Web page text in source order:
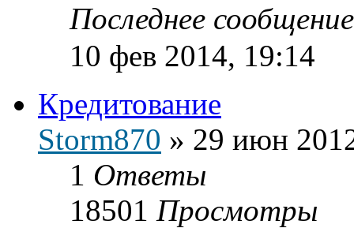
Последнее
10 фев 2014, 19:14
Кредитование
Storm870 » 29 июн
1 Ответы
18501 Просмотры